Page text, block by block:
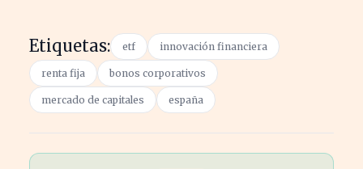
Etiquetas: etf innovación financiera
renta fija bonos corporativos
mercado de capitales españa